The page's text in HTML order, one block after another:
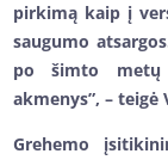
pirkimą kaip į
saugumo
po šimto metų
akmenys”, – teigė
Grehemo